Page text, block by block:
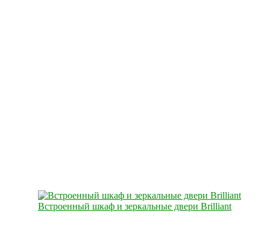
Встроенный шкаф и зеркальные двери Brilliant